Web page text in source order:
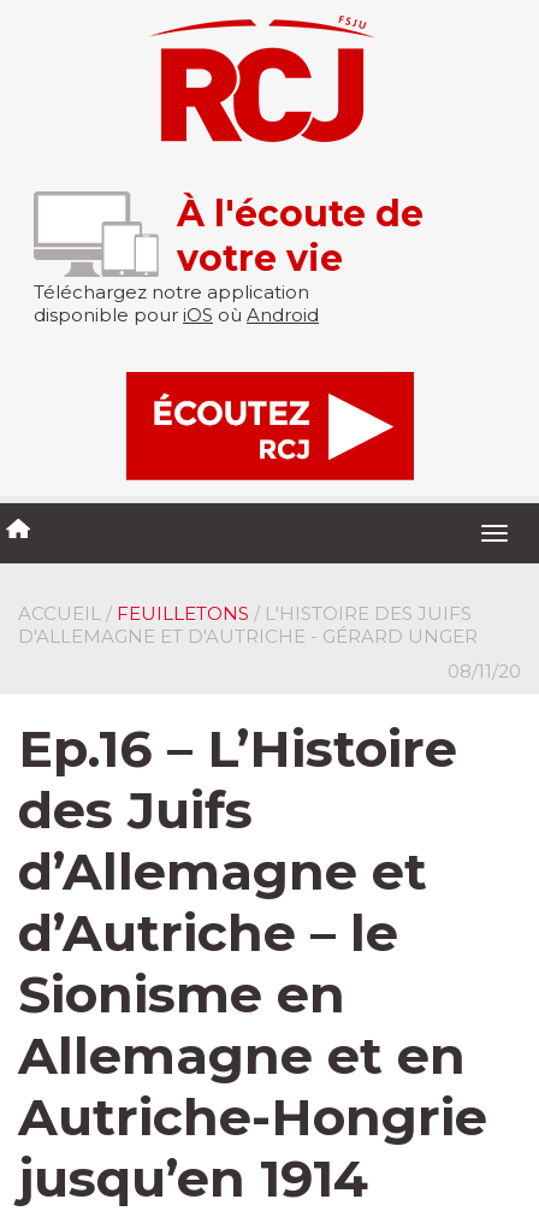
À l'écoute de
votre vie
Téléchargez notre application
disponible pour iOS où Android
ACCUEIL / FEUILLETONS / L'HISTOIRE DES JUIFS
D'ALLEMAGNE ET D'AUTRICHE - GÉRARD UNGER
08/11/20
Ep.16 – L’Histoire
des Juifs
d’Allemagne et
d’Autriche – le
Sionisme en
Allemagne et en
Autriche-Hongrie
jusqu’en 1914